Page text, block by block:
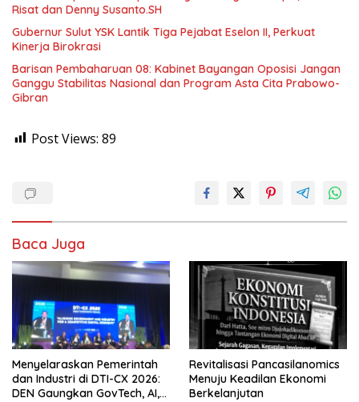
Risat dan Denny Susanto.SH
Gubernur Sulut YSK Lantik Tiga Pejabat Eselon II, Perkuat
Kinerja Birokrasi
Barisan Pembaharuan 08: Kabinet Bayangan Oposisi Jangan
Ganggu Stabilitas Nasional dan Program Asta Cita Prabowo-
Gibran
Post Views: 89
Baca Juga
Menyelaraskan Pemerintah
dan Industri di DTI-CX 2026:
DEN Gaungkan GovTech, AI,
Revitalisasi Pancasilanomics
Menuju Keadilan Ekonomi
Berkelanjutan